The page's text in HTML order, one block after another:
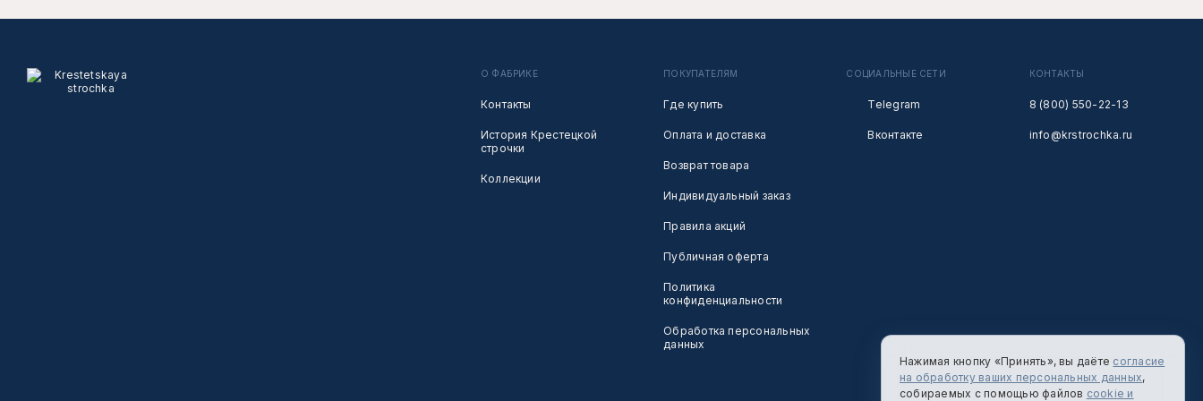
О ФАБРИКЕ
Контакты
История Крестецкой
строчки
Коллекции
ПОКУПАТЕЛЯМ
Где купить
Оплата и доставка
Возврат товара
Индивидуальный заказ
Правила акций
Публичная оферта
Политика
конфиденциальности
Обработка персональных
данных
СОЦИАЛЬНЫЕ СЕТИ
Telegram
Вконтакте
КОНТАКТЫ
8 (800) 550-22-13
info@krstrochka.ru
Нажимая кнопку «Принять», вы даёте согласие
на обработку ваших персональных данных,
собираемых с помощью файлов cookie и